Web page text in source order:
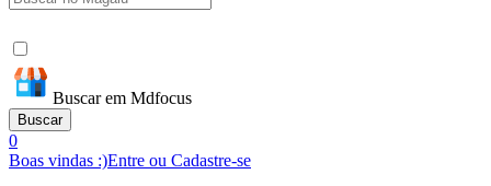
Buscar em Mdfocus
Buscar
0
Boas vindas :)Entre ou Cadastre-se